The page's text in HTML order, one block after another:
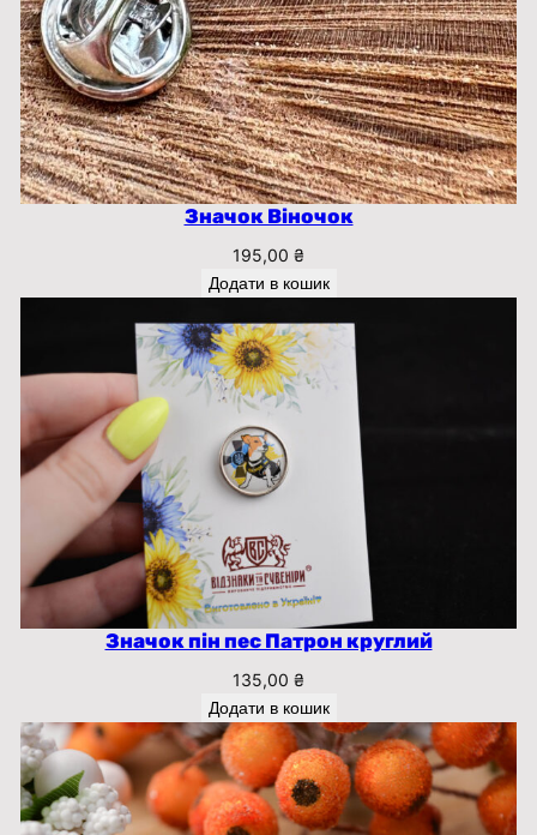
с
т
ь
Значок Віночок
195,00 ₴
Додати в кошик
Значок пін пес Патрон круглий
135,00 ₴
Додати в кошик